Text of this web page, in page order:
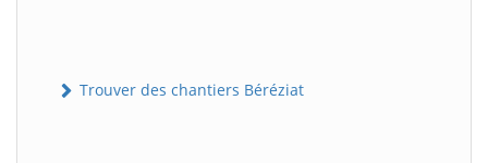
Trouver des chantiers Béréziat